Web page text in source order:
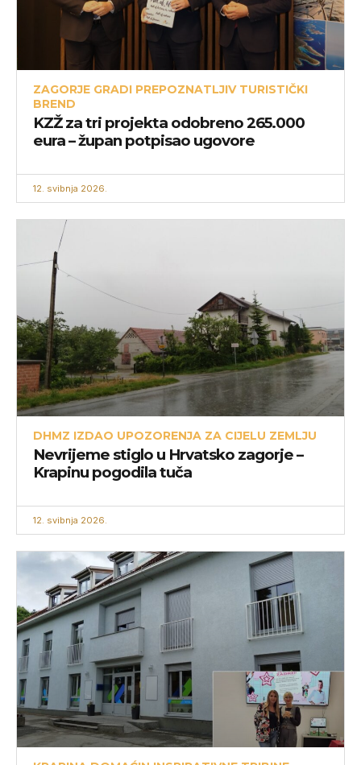
ZAGORJE GRADI PREPOZNATLJIV TURISTIČKI
BREND
KZŽ za tri projekta odobreno 265.000
eura – župan potpisao ugovore
12. svibnja 2026.
DHMZ IZDAO UPOZORENJA ZA CIJELU ZEMLJU
Nevrijeme stiglo u Hrvatsko zagorje –
Krapinu pogodila tuča
12. svibnja 2026.